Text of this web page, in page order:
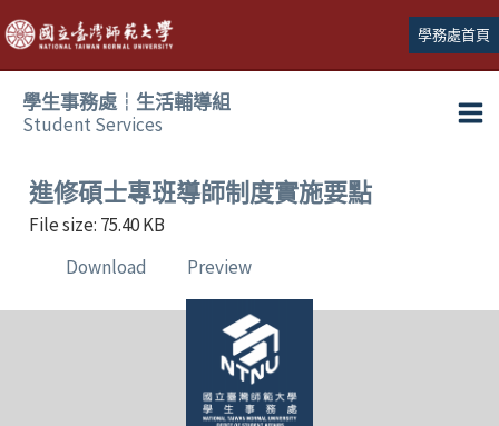
跳
至
主
學務處首頁
學生事務處┆生活輔導組
Student Services
進修碩士專班導師制度實施要點
File size: 75.40 KB
Download
Preview